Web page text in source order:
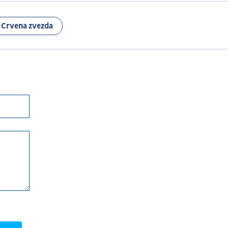
zvezda